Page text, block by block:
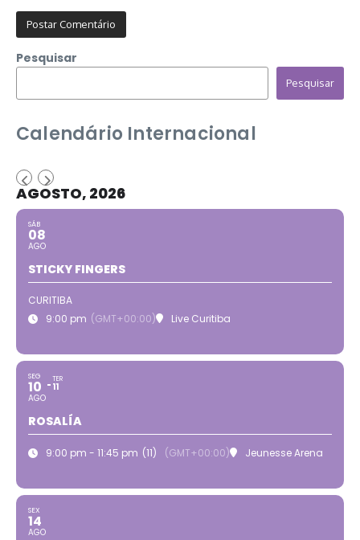
Pesquisar
Pesquisar
Calendário Internacional
AGOSTO, 2026
SÁB
08
AGO
STICKY FINGERS
CURITIBA
9:00 pm (GMT+00:00) Live Curitiba
SEG
10
AGO
TER
11
ROSALÍA
9:00 pm - 11:45 pm (11) (GMT+00:00) Jeunesse Arena
SEX
14
AGO